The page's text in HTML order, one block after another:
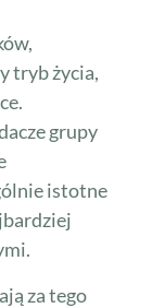
tryb życia,
grupy
istotne
za tego